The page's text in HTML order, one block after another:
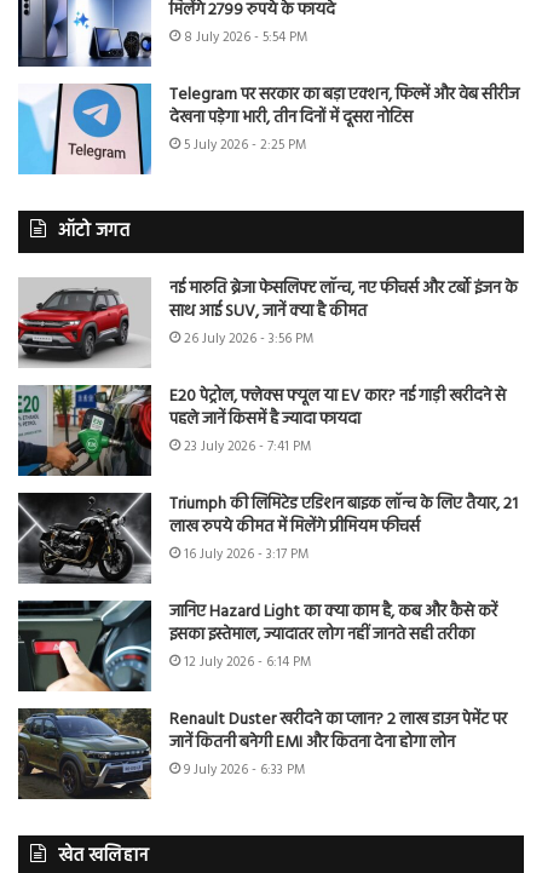
मिलेंगे 2799 रुपये के फायदे
8 July 2026 - 5:54 PM
Telegram पर सरकार का बड़ा एक्शन, फिल्में और वेब सीरीज
देखना पड़ेगा भारी, तीन दिनों में दूसरा नोटिस
5 July 2026 - 2:25 PM
ऑटो जगत
नई मारुति ब्रेजा फेसलिफ्ट लॉन्च, नए फीचर्स और टर्बो इंजन के
साथ आई SUV, जानें क्या है कीमत
26 July 2026 - 3:56 PM
E20 पेट्रोल, फ्लेक्स फ्यूल या EV कार? नई गाड़ी खरीदने से
पहले जानें किसमें है ज्यादा फायदा
23 July 2026 - 7:41 PM
Triumph की लिमिटेड एडिशन बाइक लॉन्च के लिए तैयार, 21
लाख रुपये कीमत में मिलेंगे प्रीमियम फीचर्स
16 July 2026 - 3:17 PM
जानिए Hazard Light का क्या काम है, कब और कैसे करें
इसका इस्तेमाल, ज्यादातर लोग नहीं जानते सही तरीका
12 July 2026 - 6:14 PM
Renault Duster खरीदने का प्लान? 2 लाख डाउन पेमेंट पर
जानें कितनी बनेगी EMI और कितना देना होगा लोन
9 July 2026 - 6:33 PM
खेत खलिहान